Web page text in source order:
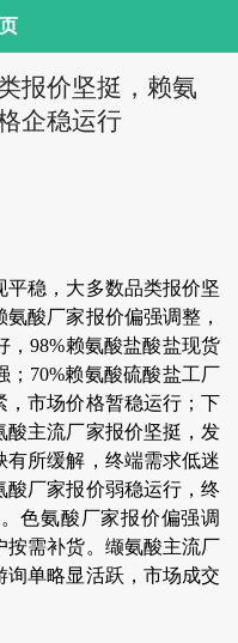
报价坚挺，赖氨
企稳运行
稳，大多数品类报价坚
酸厂家报价偏强调整，
，98%赖氨酸盐酸盐现货
；70%赖氨酸硫酸盐工厂
，市场价格暂稳运行；下
酸主流厂家报价坚挺，发
有所缓解，终端需求低迷
酸厂家报价弱稳运行，终
色氨酸厂家报价偏强调
按需补货。缬氨酸主流厂
单略显活跃，市场成交